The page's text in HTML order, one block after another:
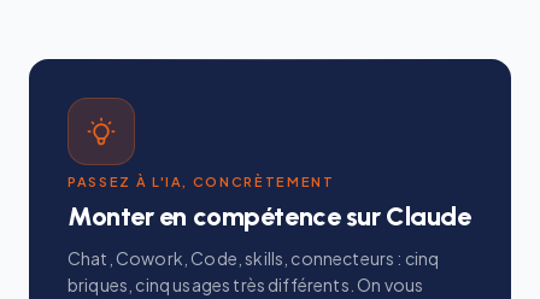
PASSEZ À L'IA, CONCRÈTEMENT
Monter en compétence sur Claude
Chat, Cowork, Code, skills, connecteurs : cinq
briques, cinq usages très différents. On vous